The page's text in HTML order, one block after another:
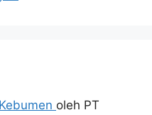
oleh PT